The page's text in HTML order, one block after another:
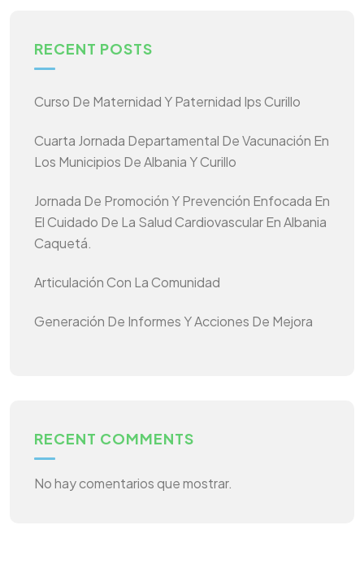
RECENT POSTS
Curso De Maternidad Y Paternidad Ips Curillo
Cuarta Jornada Departamental De Vacunación En
Los Municipios De Albania Y Curillo
Jornada De Promoción Y Prevención Enfocada En
El Cuidado De La Salud Cardiovascular En Albania
Caquetá.
Articulación Con La Comunidad
Generación De Informes Y Acciones De Mejora
RECENT COMMENTS
No hay comentarios que mostrar.